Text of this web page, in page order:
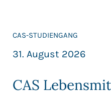
CAS-STUDIENGANG
31. August 2026
CAS